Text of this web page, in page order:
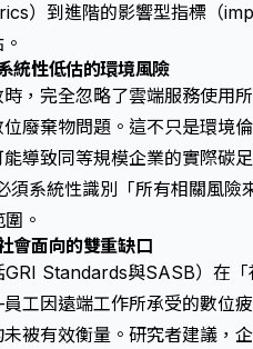
）到進階的影響型指標（
統性低估的環境風險
，完全忽略了雲端服務使用
位廢棄物問題。這不只是環
導致同等規模企業的實際碳
系統性識別「所有相關風險
。
會面向的雙重缺口
Standards與SASB）在
工因遠端工作所承受的數位
被有效衡量。研究者建議，